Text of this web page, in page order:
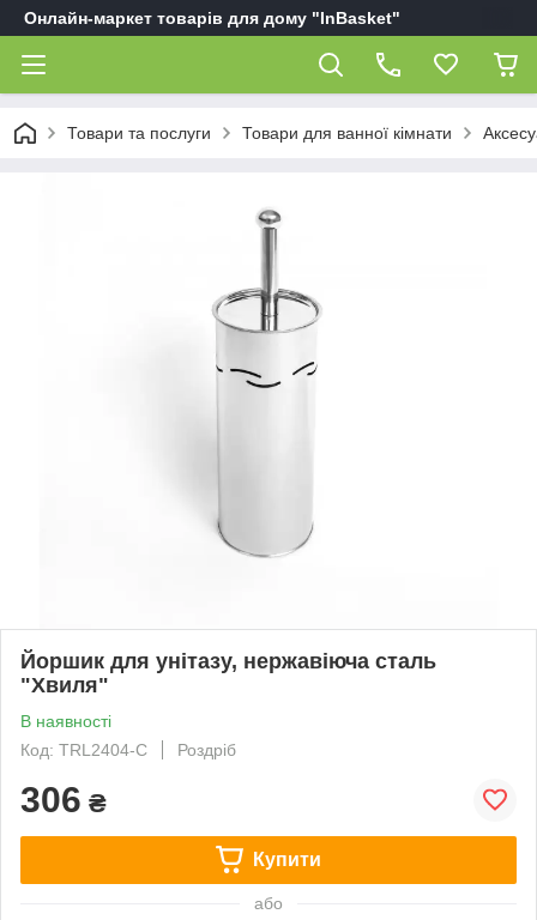
Онлайн-маркет товарів для дому "InBasket"
Товари та послуги Товари для ванної кімнати
Йоршик для унітазу, нержавіюча сталь
"Хвиля"
В наявності
Код: TRL2404-C
Роздріб
306 ₴
Купити
або